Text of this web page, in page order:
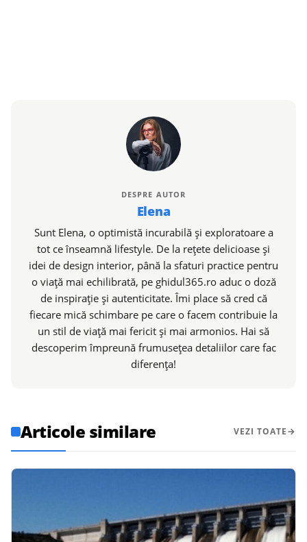
DESPRE AUTOR
Elena
Sunt Elena, o optimistă incurabilă și exploratoare a
tot ce înseamnă lifestyle. De la rețete delicioase și
idei de design interior, până la sfaturi practice pentru
o viață mai echilibrată, pe ghidul365.ro aduc o doză
de inspirație și autenticitate. Îmi place să cred că
fiecare mică schimbare pe care o facem contribuie la
un stil de viață mai fericit și mai armonios. Hai să
descoperim împreună frumusețea detaliilor care fac
diferența!
Articole similare VEZI TOATE